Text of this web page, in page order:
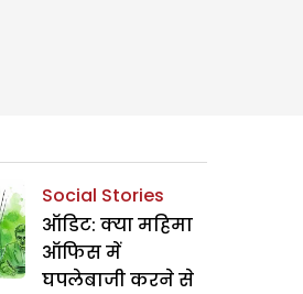
Social Stories
ऑडिट: क्या महिमा
ऑफिस में
घपलेबाजी करने से